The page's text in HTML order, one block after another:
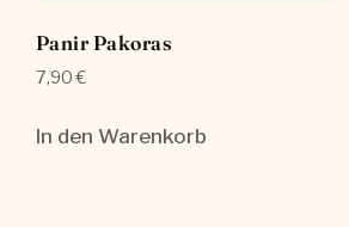
Panir Pakoras
7,90€
In den Warenkorb